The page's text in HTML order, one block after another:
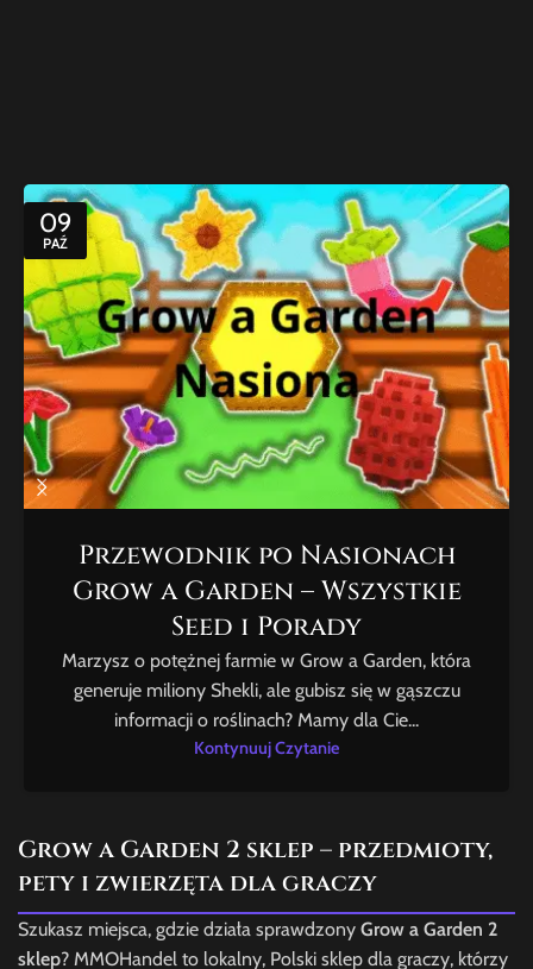
09
PAŹ
Przewodnik po Nasionach
Grow a Garden – Wszystkie
Seed i Porady
Marzysz o potężnej farmie w Grow a Garden, która
generuje miliony Shekli, ale gubisz się w gąszczu
informacji o roślinach? Mamy dla Cie...
Kontynuuj Czytanie
Grow a Garden 2 sklep – przedmioty,
pety i zwierzęta dla graczy
Szukasz miejsca, gdzie działa sprawdzony Grow a Garden 2
sklep? MMOHandel to lokalny, Polski sklep dla graczy, którzy